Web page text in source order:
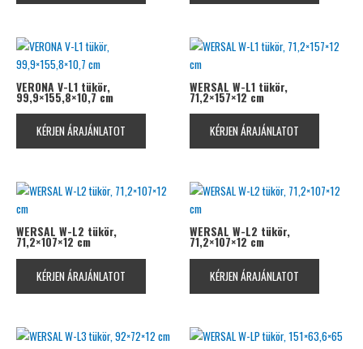
VERONA V-L1 tükör,
99,9×155,8×10,7 cm
KÉRJEN ÁRAJÁNLATOT
WERSAL W-L1 tükör,
71,2×157×12 cm
KÉRJEN ÁRAJÁNLATOT
WERSAL W-L2 tükör,
71,2×107×12 cm
KÉRJEN ÁRAJÁNLATOT
WERSAL W-L2 tükör,
71,2×107×12 cm
KÉRJEN ÁRAJÁNLATOT